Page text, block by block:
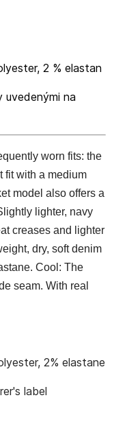
2 % elastan
uvedenými na
worn fits: the
fit with a medium
model also offers a
lighter, navy
creases and lighter
dry, soft denim
Cool: The
seam. With real
2% elastane
label